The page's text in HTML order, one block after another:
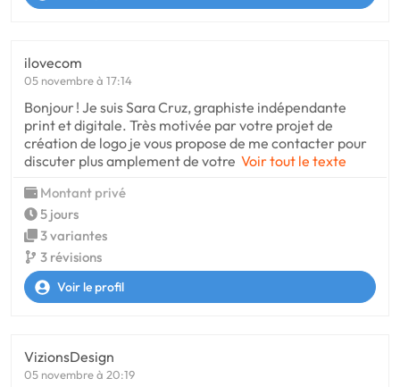
ilovecom
05 novembre à 17:14
Bonjour ! Je suis Sara Cruz, graphiste indépendante
print et digitale. Très motivée par votre projet de
création de logo je vous propose de me contacter pour
discuter plus amplement de votre Voir tout le texte
Montant privé
5 jours
3 variantes
3 révisions
Voir le profil
VizionsDesign
05 novembre à 20:19